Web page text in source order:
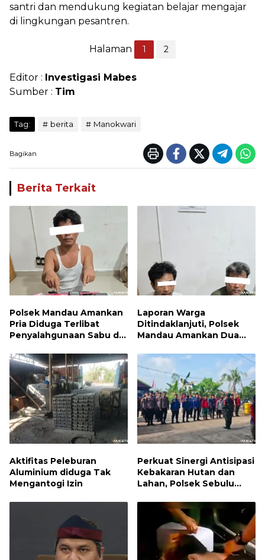
santri dan mendukung kegiatan belajar mengajar
di lingkungan pesantren.
Halaman 1 2
Editor : Investigasi Mabes
Sumber : Tim
Tag: berita Manokwari
Bagikan
Berita Terkait
Polsek Mandau Amankan
Pria Diduga Terlibat
Penyalahgunaan Sabu di
Laporan Warga
Ditindaklanjuti, Polsek
Mandau Amankan Dua
Paket Sabu
Aktifitas Peleburan
Aluminium diduga Tak
Mengantogi Izin
Perkuat Sinergi Antisipasi
Kebakaran Hutan dan
Lahan, Polsek Sebulu
Kesiapsiagaan Karhutla